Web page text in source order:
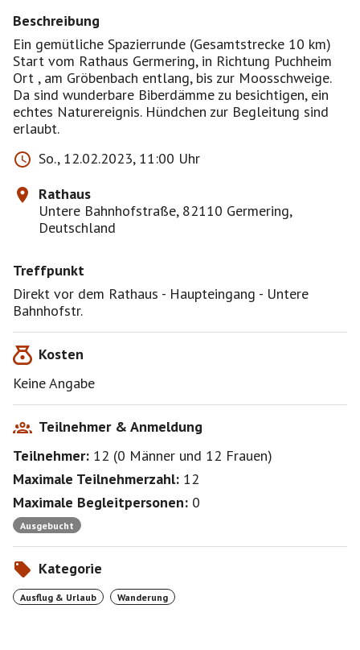
Beschreibung
Ein gemütliche Spazierrunde (Gesamtstrecke 10 km)
Start vom Rathaus Germering, in Richtung Puchheim
Ort , am Gröbenbach entlang, bis zur Moosschweige.
Da sind wunderbare Biberdämme zu besichtigen, ein
echtes Naturereignis. Hündchen zur Begleitung sind
erlaubt.
So., 12.02.2023, 11:00 Uhr
Rathaus
Untere Bahnhofstraße, 82110 Germering,
Deutschland
Treffpunkt
Direkt vor dem Rathaus - Haupteingang - Untere
Bahnhofstr.
Kosten
Keine Angabe
Teilnehmer & Anmeldung
Teilnehmer: 12 (0 Männer und 12 Frauen)
Maximale Teilnehmerzahl: 12
Maximale Begleitpersonen: 0
Ausgebucht
Kategorie
Ausflug & Urlaub Wanderung